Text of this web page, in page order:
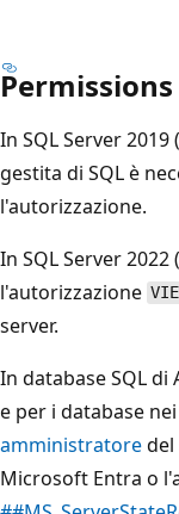
Permissions
In SQL Server
gestita di SQL è
l'autorizzazione.
In SQL Server
l'autorizzazione
server.
In database SQL di
e per i database nei
amministratoredel
Microsoft Entra o